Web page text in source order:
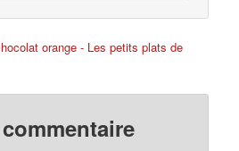
orange - Les petits plats de